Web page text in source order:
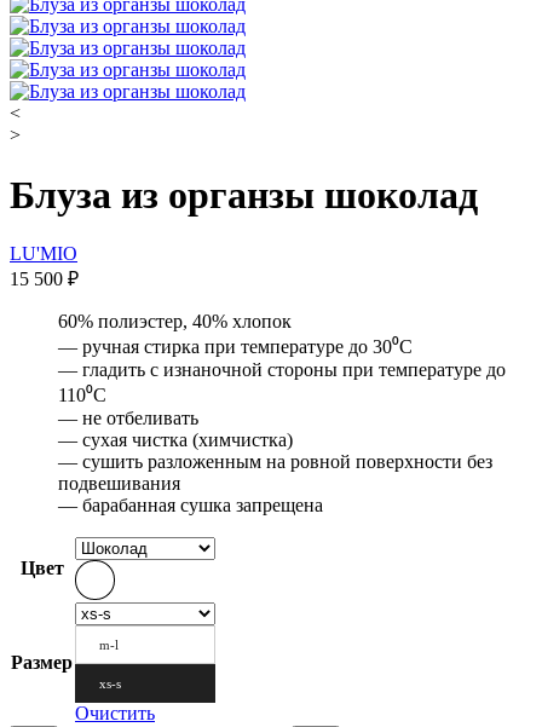
<
>
Блуза из органзы шоколад
LU'MIO
15 500 ₽
60% полиэстер, 40% хлопок
— ручная стирка при температуре до 30⁰С
— гладить с изнаночной стороны при температуре до
110⁰С
— не отбеливать
— сухая чистка (химчистка)
— сушить разложенным на ровной поверхности без
подвешивания
— барабанная сушка запрещена
Цвет
Размер
m-l
xs-s
Очистить